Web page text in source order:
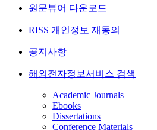
원문뷰어 다운로드
RISS 개인정보 재동의
공지사항
해외전자정보서비스 검색
Academic Journals
Ebooks
Dissertations
Conference Materials